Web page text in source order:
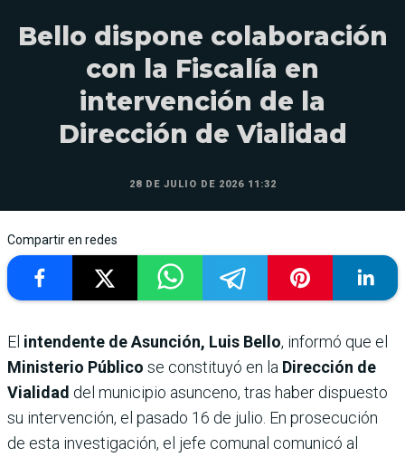
Bello dispone colaboración
con la Fiscalía en
intervención de la
Dirección de Vialidad
28 DE JULIO DE 2026 11:32
Compartir en redes
El intendente de Asunción, Luis Bello, informó que el
Ministerio Público se constituyó en la Dirección de
Vialidad del municipio asunceno, tras haber dispuesto
su intervención, el pasado 16 de julio. En prosecución
de esta investigación, el jefe comunal comunicó al